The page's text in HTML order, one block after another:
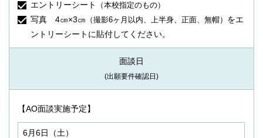
エントリーシート （本校指定のもの）
写真 4㎝×3㎝ （撮影6ヶ月以内、上半身、正面、無帽） をエ
ントリーシートに貼付してください。
面談日
(出願要件確認日)
【AO面談実施予定】
6月6日（土）